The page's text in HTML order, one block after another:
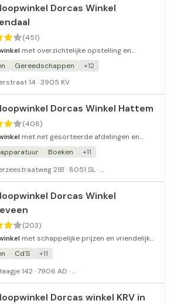
Dorcas Winkel
(451)
met overzichtelijke opstelling en
personeel.
Gereedschappen
+12
14 · 3905 KV
Dorcas Winkel Hattem
(408)
met net gesorteerde afdelingen en
personeel.
Boeken
+11
Zuiderzeestraatweg 21B · 8051 SL ·
Dorcas Winkel
(203)
met schappelijke prijzen en vriendelijk
Cd'S
+11
Het Haagje 142 · 7906 AD ·
Dorcas winkel KRV in